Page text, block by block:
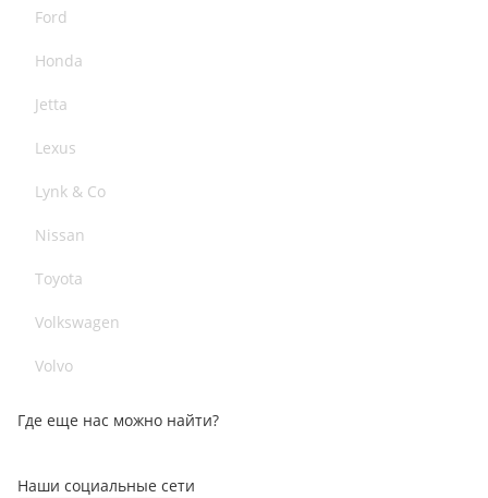
Ford
Honda
Jetta
Lexus
Lynk & Co
Nissan
Toyota
Volkswagen
Volvo
Где еще нас можно найти?
Наши социальные сети